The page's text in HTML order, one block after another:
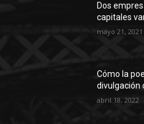
Dos
capitales
mayo 21, 2021
Cómo la
divulgación
abril 18, 2022